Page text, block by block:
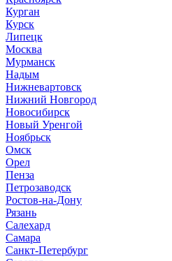
Курган
Курск
Липецк
Москва
Мурманск
Надым
Нижневартовск
Нижний Новгород
Новосибирск
Новый Уренгой
Ноябрьск
Омск
Орел
Пенза
Петрозаводск
Ростов-на-Дону
Рязань
Салехард
Самара
Санкт-Петербург